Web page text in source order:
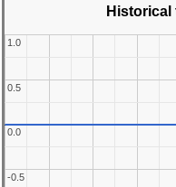
Historical
-0.5
-0.5
0.0
0.0
0.5
0.5
1.0
1.0